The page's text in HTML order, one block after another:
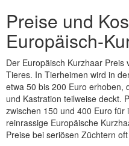
Preise und
Europäisch-
Der Europäisch Kurzhaar
Tieres. In Tierheimen wird in
etwa 50 bis 200 Euro erhoben,
und Kastration teilweise deckt.
zwischen 150 und 400 Euro für
reinrassige Europäische
Preise bei seriösen Züchtern